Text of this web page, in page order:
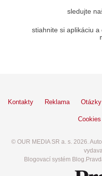
sledujte
stiahnite si aplikáciu
Kontakty Reklama
Cookies
© OUR MEDIA SR a. s. 2026.
Blogovací systém